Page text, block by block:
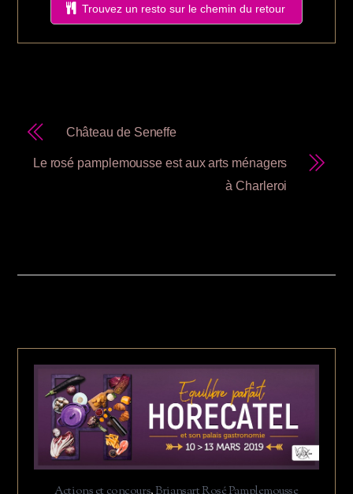
Trouvez un resto sur le chemin du retour
Château de Seneffe
Le rosé pamplemousse est aux arts ménagers
à Charleroi